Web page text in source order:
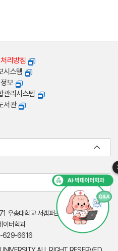
리방침
시스템
보
관리시스템
서관
우송대학교 서캠퍼스 엔디컷빌딩(W19)
이터학과
629-6616